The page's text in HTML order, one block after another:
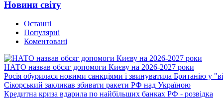
Новини світу
Останні
Популярні
Коментовані
НАТО назвав обсяг допомоги Києву на 2026-2027 роки
Росія обурилася новими санкціями і звинуватила Британію у
Сікорський закликав збивати ракети РФ над Україною
Кредитна криза вдарила по найбільших банках РФ - розвідка